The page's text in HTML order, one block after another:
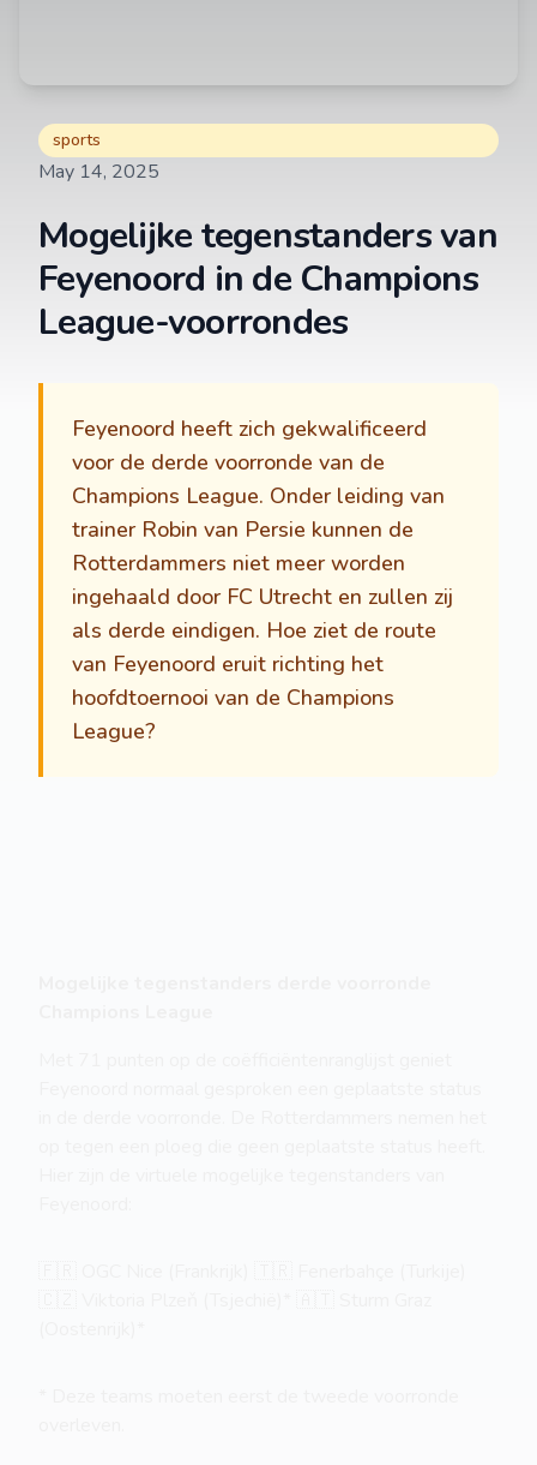
sports
May 14, 2025
Mogelijke tegenstanders van
Feyenoord in de Champions
League-voorrondes
Feyenoord heeft zich gekwalificeerd
voor de derde voorronde van de
Champions League. Onder leiding van
trainer Robin van Persie kunnen de
Rotterdammers niet meer worden
ingehaald door FC Utrecht en zullen zij
als derde eindigen. Hoe ziet de route
van Feyenoord eruit richting het
hoofdtoernooi van de Champions
League?